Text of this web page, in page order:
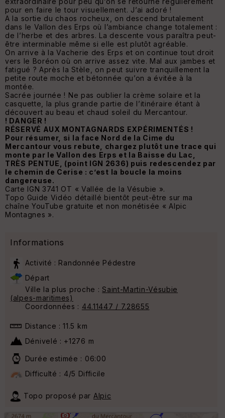
pour en faire le tour visuellement. J’ai adoré !
A la sortie du chaos rocheux, on descend brutalement
dans le Vallon des Erps où l’ambiance change totalement :
de l’herbe et des arbres. La descente vous paraîtra peut-
être interminable même si elle est plutôt agréable.
On arrive à la Vacherie des Erps et on continue tout droit
vers le Boréon où on arrive assez vite. Mal aux jambes et
fatigué ? Après la Stèle, on peut suivre tranquillement la
petite route moche et bétonnée qu’on a évitée à la
montée.
Sacrée journée ! Ne pas oublier la crème solaire et la
casquette, la plus grande partie de l’itinéraire étant à
découvert au beau et chaud soleil du Mercantour.
! DANGER !
RÉSERVÉ AUX MONTAGNARDS EXPÉRIMENTÉS !
Pour résumer, si la face Nord de la Cime du
Mercantour vous rebute, chargez plutôt une trace qui
monte par le Vallon des Erps et la Baisse du Lac,
TRÈS PENTUE, (point IGN 2636) puis redescendez par
le chemin de Cerise : c’est la boucle la moins
dangereuse.
Carte IGN 3741 OT « Vallée de la Vésubie ».
Topo Guide Vidéo détaillé bientôt peut-être sur ma
chaîne YouTube gratuite et non monétisée « Alpic
Montagnes ».
Informations
Activité : Randonnée Pédestre
Départ
Ville la plus proche :Saint-Martin-Vésubie
(alpes-maritimes)
Coordonnées : 44.11447 / 7.28655
Distance : 11.5 km
Dénivelé : +1276 m
Durée estimée : 06:00
Difficulté : 4/5 Difficile
Topo proposé par Alpic
4